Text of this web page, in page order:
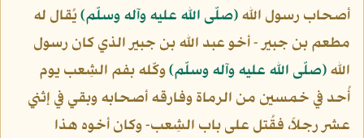
أصحاب رسول الله(صلّى الله عليه وآله وسلّم)يُقال له
مطعم بن جبير - أخو عبد الله بن جبير الذي كان رسول
الله(صلّى الله عليه وآله وسلّم)وكّله بفم الشِعب يوم
أُحد في خمسين من الرماة وفارقه أصحابه وبقي في إثني
عشر رجلاً، فقُتل على باب الشِعب- وكان أخوه هذا